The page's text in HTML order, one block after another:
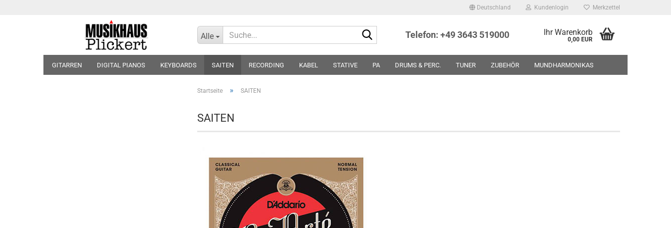
Deutschland Kundenlogin Merkzettel
Alle Telefon: +49 3643 519000 Ihr Warenkorb
0,00 EUR
GITARREN DIGITAL PIANOS KEYBOARDS SAITEN RECORDING KABEL STATIVE PA DRUMS & PERC. TUNER ZUBEHÖR MUNDHARMONIKAS
Startseite » SAITEN
SAITEN